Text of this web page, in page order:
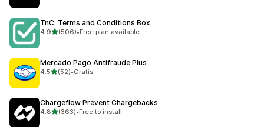
TnC: Terms and Conditions Box
4.9滿分 5 顆星
(506)
共有 506 則評價
•Free plan available
Mercado Pago Antifraude Plus
4.5滿分 5 顆星
(52)
共有 52 則評價
•Gratis
Chargeflow Prevent Chargebacks
4.8滿分 5 顆星
(363)
共有 363 則評價
•Free to install